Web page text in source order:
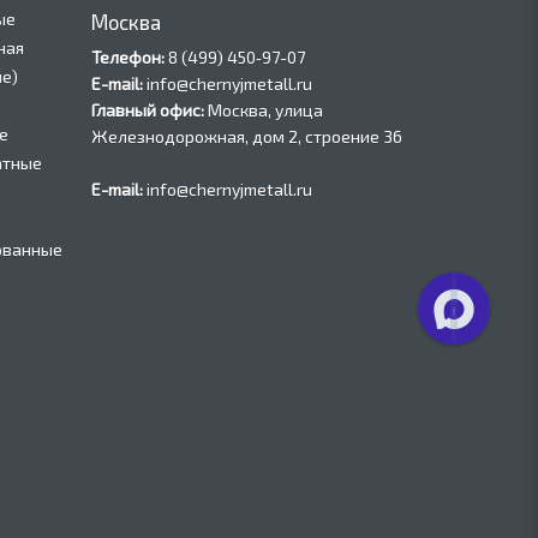
Москва
Телефон:8 (499) 450‑97-07
E-mail:info@chernyjmetall.ru
Главный офис:Москва, улица
Железнодорожная, дом 2, строение 36
E-mail:info@chernyjmetall.ru